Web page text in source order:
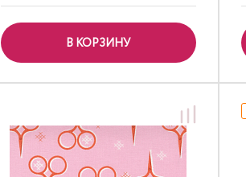
В КОРЗИНУ